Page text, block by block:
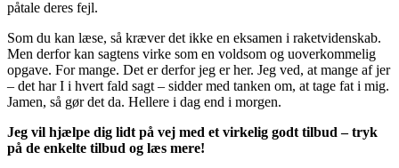
påtale deres fejl.
Som du kan læse, så kræver det ikke en eksamen i raketvidenskab.
Men derfor kan sagtens virke som en voldsom og uoverkommelig
opgave. For mange. Det er derfor jeg er her. Jeg ved, at mange af jer
– det har I i hvert fald sagt – sidder med tanken om, at tage fat i mig.
Jamen, så gør det da. Hellere i dag end i morgen.
Jeg vil hjælpe dig lidt på vej med et virkelig godt tilbud – tryk
på de enkelte tilbud og læs mere!